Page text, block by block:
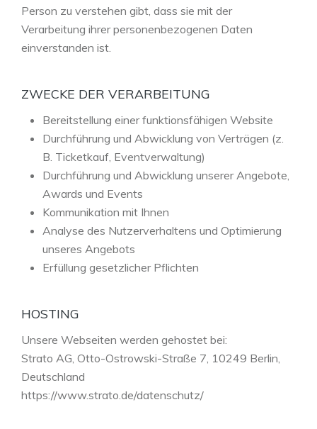
Person zu verstehen gibt, dass sie mit der
Verarbeitung ihrer personenbezogenen Daten
einverstanden ist.
ZWECKE DER VERARBEITUNG
Bereitstellung einer funktionsfähigen Website
Durchführung und Abwicklung von Verträgen (z.
B. Ticketkauf, Eventverwaltung)
Durchführung und Abwicklung unserer Angebote,
Awards und Events
Kommunikation mit Ihnen
Analyse des Nutzerverhaltens und Optimierung
unseres Angebots
Erfüllung gesetzlicher Pflichten
HOSTING
Unsere Webseiten werden gehostet bei:
Strato AG, Otto-Ostrowski-Straße 7, 10249 Berlin,
Deutschland
https://www.strato.de/datenschutz/